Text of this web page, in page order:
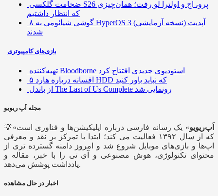
ضخامت گلکسی S26 پرو، اج و اولترا لو رفت؛ همان‌چیزی
که انتظار داشتیم
۸ گوشی شیائومی به HyperOS 3 (نسخه آزمایشی) آپدیت
شدند
بازی‌های کامپیوتری
تهیه‌کننده Bloodborne استودیوی جدیدی افتتاح کرد
۵ افسانه درباره هارد HDD که نباید باور کنید
از باندل The Last of Us Complete رونمایی شد
مجله اَپ ریویو
💡« اَپ‌ریویو» یک رسانه فارسی درباره اپلیکیشن‌ها و فناوری است
که از سال ۱۳۹۲ فعالیت می کند؛ ابتدا با تمرکز بر نقد و معرفی
اپ‌ها و بازی‌های موبایل شروع شد و امروز دامنه گسترده تری از
محتوای تکنولوژی، هوش مصنوعی و آی تی را با خبر، مقاله و
یادداشت پوشش می‌دهد.
اخبار در حال مشاهده